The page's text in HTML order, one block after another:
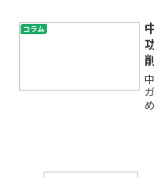
コラム